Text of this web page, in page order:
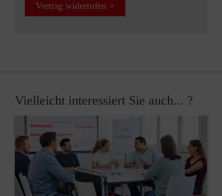
Vertrag widerrufen >
Vielleicht interessiert Sie auch... ?